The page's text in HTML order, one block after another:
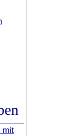
mit